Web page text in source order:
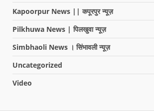
Kapoorpur News || कपूरपुर न्यूज़
Pilkhuwa News | पिलखुवा न्यूज़
Simbhaoli News । सिंभावली न्यूज़
Uncategorized
Video